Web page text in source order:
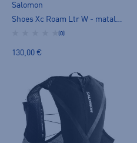
Salomon
(0)
130,00 €